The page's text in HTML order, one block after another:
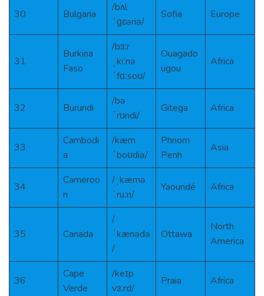
30 Bulgaria
/bʌl
ˈɡɛəriə/
Sofia Europe
31
Burkina
Faso
/bɜːr
ˌkiːnə
ˈfɑːsoʊ/
Ouagado
ugou
Africa
32 Burundi
/bə
ˈrʊndi/
Gitega Africa
33
Cambodi
a
/kæm
ˈboʊdiə/
Phnom
Penh
Asia
34
Cameroo
n
/ˌkæmə
ˈruːn/
Yaoundé Africa
35 Canada
/
ˈkænədə
/
Ottawa
North
America
36
Cape
Verde
/keɪp
vɜːrd/
Praia Africa